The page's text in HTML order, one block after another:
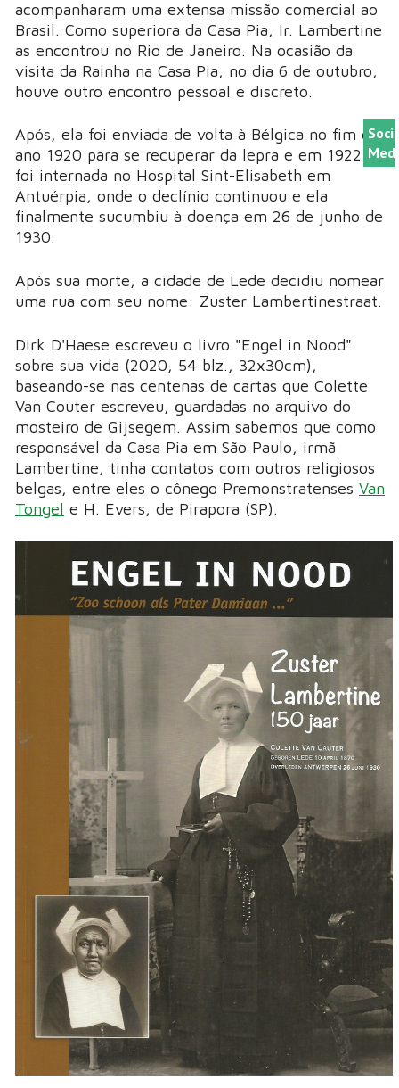
acompanharam uma extensa missão comercial ao
Brasil. Como superiora da Casa Pia, Ir. Lambertine
as encontrou no Rio de Janeiro. Na ocasião da
visita da Rainha na Casa Pia, no dia 6 de outubro,
houve outro encontro pessoal e discreto.
Após, ela foi enviada de volta à Bélgica no fim do
ano 1920 para se recuperar da lepra e em 1922 ela
foi internada no Hospital Sint-Elisabeth em
Antuérpia, onde o declínio continuou e ela
finalmente sucumbiu à doença em 26 de junho de
1930.
Após sua morte, a cidade de Lede decidiu nomear
uma rua com seu nome: Zuster Lambertinestraat.
Dirk D'Haese escreveu o livro "Engel in Nood"
sobre sua vida (2020, 54 blz., 32x30cm),
baseando-se nas centenas de cartas que Colette
Van Couter escreveu, guardadas no arquivo do
mosteiro de Gijsegem. Assim sabemos que como
responsável da Casa Pia em São Paulo, irmã
Lambertine, tinha contatos com outros religiosos
belgas, entre eles o cônego Premonstratenses Van
Tongel e H. Evers, de Pirapora (SP).